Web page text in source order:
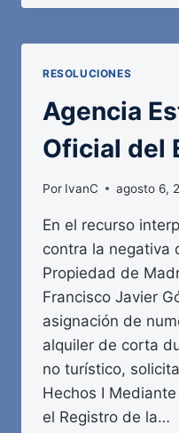
BOLETÍN
DEL
RESOLUCIONES
Agencia
Oficial del
Por IvanC agosto 6,
En el recurso
contra la negativa
Propiedad de
Francisco Javier
asignación de
alquiler de corta
no turístico,
Hechos I
el Registro de la…